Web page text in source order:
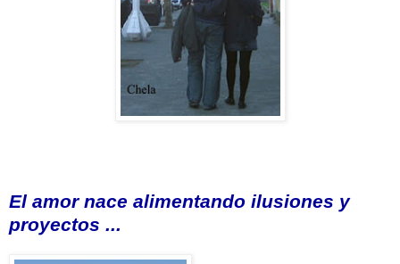
El amor nace alimentando ilusiones y
proyectos ...